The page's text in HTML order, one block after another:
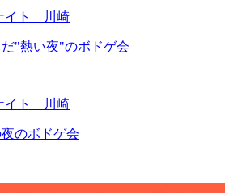
だ"熱い夜"のボドゲ会
夜のボドゲ会